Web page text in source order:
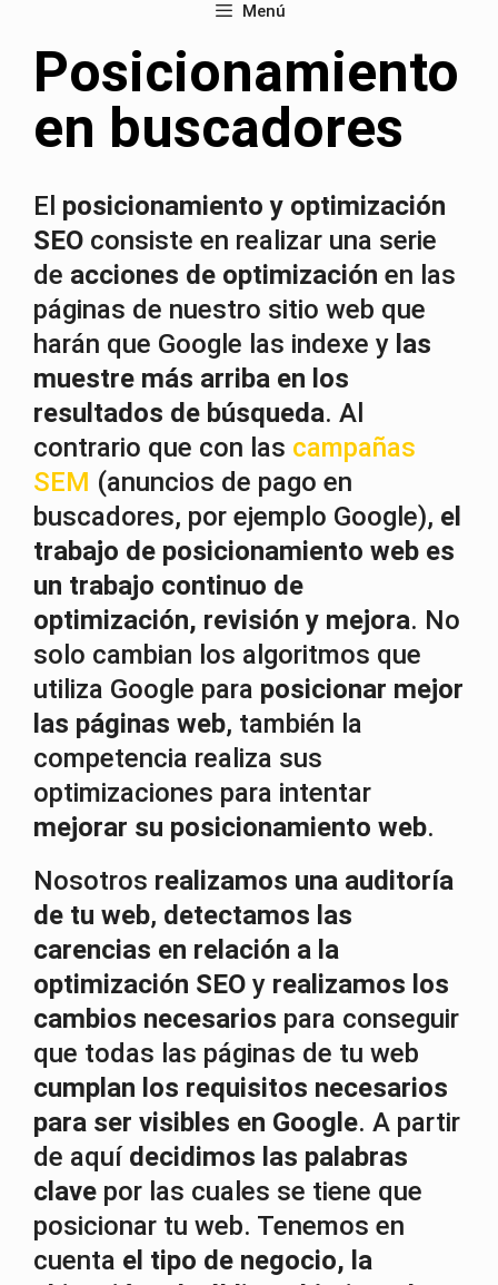
Menú
Posicionamiento
en buscadores
El posicionamiento y optimización
SEO consiste en realizar una serie
de acciones de optimización en las
páginas de nuestro sitio web que
harán que Google las indexe y las
muestre más arriba en los
resultados de búsqueda. Al
contrario que con las campañas
SEM (anuncios de pago en
buscadores, por ejemplo Google), el
trabajo de posicionamiento web es
un trabajo continuo de
optimización, revisión y mejora. No
solo cambian los algoritmos que
utiliza Google para posicionar mejor
las páginas web, también la
competencia realiza sus
optimizaciones para intentar
mejorar su posicionamiento web.
Nosotros realizamos una auditoría
de tu web, detectamos las
carencias en relación a la
optimización SEO y realizamos los
cambios necesarios para conseguir
que todas las páginas de tu web
cumplan los requisitos necesarios
para ser visibles en Google. A partir
de aquí decidimos las palabras
clave por las cuales se tiene que
posicionar tu web. Tenemos en
cuenta el tipo de negocio, la